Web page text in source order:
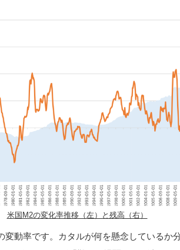
米国M2の変化率推移（左）と残高（右）
変動率です。カタルが何を懸念しているか